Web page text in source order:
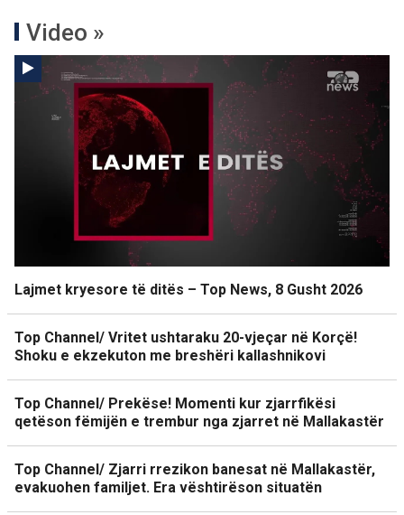
Video »
Lajmet kryesore të ditës – Top News, 8 Gusht 2026
Top Channel/ Vritet ushtaraku 20-vjeçar në Korçë!
Shoku e ekzekuton me breshëri kallashnikovi
Top Channel/ Prekëse! Momenti kur zjarrfikësi
qetëson fëmijën e trembur nga zjarret në Mallakastër
Top Channel/ Zjarri rrezikon banesat në Mallakastër,
evakuohen familjet. Era vështirëson situatën